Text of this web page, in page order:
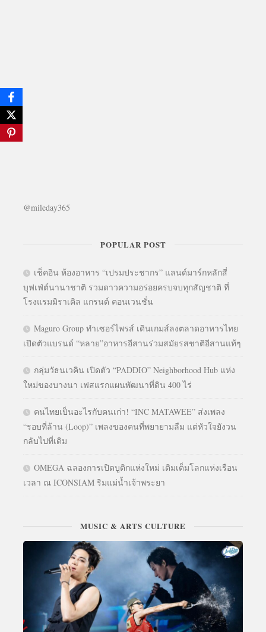
@mileday365
POPULAR POST
เช็คอิน ห้องอาหาร “เปรมประชากร” แลนด์มาร์กหลักสี่
บุฟเฟ่ต์นานาชาติ รวมดาวความอร่อยครบจบทุกสัญชาติ ที่
โรงแรมมิราเคิล แกรนด์ คอนเวนชั่น
Maguro Group ทำเซอร์ไพรส์ เดินเกมส์ลงตลาดอาหารไทย
เปิดตัวแบรนด์ “หลาย”อาหารอีสานร่วมสมัยรสชาติอีสานแท้ๆ
กลุ่มวัธนเวคิน เปิดตัว “PADDIO” Neighborhood Hub แห่ง
ใหม่ของบางนา เฟสแรกแผนพัฒนาที่ดิน 400 ไร่
คนไทยเป็นอะไรกับคนเก่า! “INC MATAWEE” ส่งเพลง
“รอบที่ล้าน (Loop)” เพลงของคนที่พยายามลืม แต่หัวใจยังวน
กลับไปที่เดิม
OMEGA ฉลองการเปิดบูติกแห่งใหม่ เติมเต็มโลกแห่งเรือน
เวลา ณ ICONSIAM ริมแม่น้ำเจ้าพระยา
MUSIC & ARTS CULTURE